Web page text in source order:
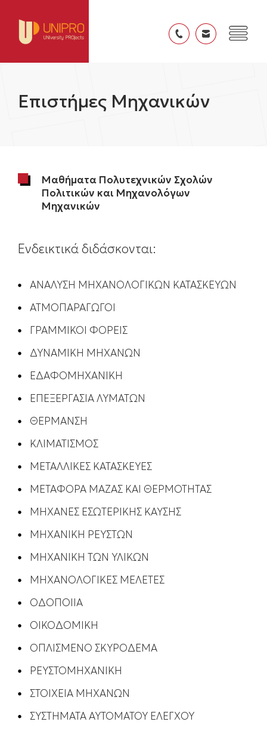
Επιστήμες Μηχανικών
Μαθήματα Πολυτεχνικών Σχολών
Πολιτικών και Μηχανολόγων
Μηχανικών
Ενδεικτικά διδάσκονται:
ΑΝΑΛΥΣΗ ΜΗΧΑΝΟΛΟΓΙΚΩΝ ΚΑΤΑΣΚΕΥΩΝ
ΑΤΜΟΠΑΡΑΓΩΓΟΙ
ΓΡΑΜΜΙΚΟΙ ΦΟΡΕΙΣ
ΔΥΝΑΜΙΚΗ ΜΗΧΑΝΩΝ
ΕΔΑΦΟΜΗΧΑΝΙΚΗ
ΕΠΕΞΕΡΓΑΣΙΑ ΛΥΜΑΤΩΝ
ΘΕΡΜΑΝΣΗ
ΚΛΙΜΑΤΙΣΜΟΣ
ΜΕΤΑΛΛΙΚΕΣ ΚΑΤΑΣΚΕΥΕΣ
ΜΕΤΑΦΟΡΑ ΜΑΖΑΣ ΚΑΙ ΘΕΡΜΟΤΗΤΑΣ
ΜΗΧΑΝΕΣ ΕΣΩΤΕΡΙΚΗΣ ΚΑΥΣΗΣ
ΜΗΧΑΝΙΚΗ ΡΕΥΣΤΩΝ
ΜΗΧΑΝΙΚΗ ΤΩΝ ΥΛΙΚΩΝ
ΜΗΧΑΝΟΛΟΓΙΚΕΣ ΜΕΛΕΤΕΣ
ΟΔΟΠΟΙΙΑ
ΟΙΚΟΔΟΜΙΚΗ
ΟΠΛΙΣΜΕΝΟ ΣΚΥΡΟΔΕΜΑ
ΡΕΥΣΤΟΜΗΧΑΝΙΚΗ
ΣΤΟΙΧΕΙΑ ΜΗΧΑΝΩΝ
ΣΥΣΤΗΜΑΤΑ ΑΥΤΟΜΑΤΟΥ ΕΛΕΓΧΟΥ